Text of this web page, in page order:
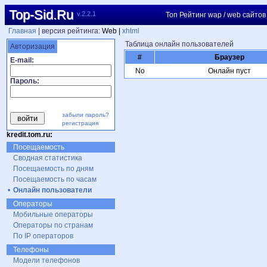
Top-Sid.Ru v.2.2.1
Топ Рейтинг wap / web сайтов
Главная
| версия рейтинга: Web | xhtml
Авторизация
E-mail:
Пароль:
забыли пароль?
регистрация
kredit.tom.ru:
Посещаемость
Сводная статистика
Посещаемость по дням
Посещаемость по часам
• Онлайн пользователи
Операторы
Мобильные операторы
Операторы по странам
По IP операторов
Телефоны
Модели телефонов
Таблица онлайн пользователей
#
Браузер
No
Онлайн пуст